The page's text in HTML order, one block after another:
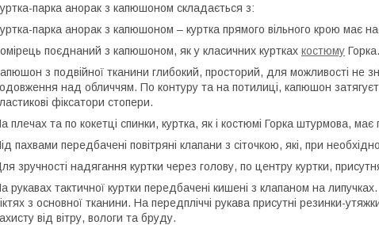
парка анорак з капюшоном складається з:
парка анорак з капюшоном – куртка прямого вільного крою має
поєднаний з капюшоном, як у класичних куртках костюму Горка.
з подвійної тканини глибокий, просторий, для можливості не
над обличчям. По контуру та на потилиці, капюшон
фіксатори стопери.
плечах та по кокетці спинки, куртка, як і костюмі Горка штурмова,
пахвами передбачені повітряні клапани з сіточкою, які, при
зручності надягання куртки через голову, по центру куртки,
рукавах тактичної куртки передбачені кишені з клапаном на
з основної тканини. На передпліччі рукава присутні резинки-
від вітру, вологи та бруду.